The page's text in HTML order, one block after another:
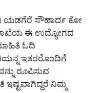
ಈ ಯಡಗೆರೆ ಸೌಹಾರ್ದ ಕೋ
ಈ ಉದ್ಯೋಗದ
ಓದಿ
ಇತರರೊಂದಿಗೆ
ರೂಪಿಸುವ
ನಿಮ್ಮ